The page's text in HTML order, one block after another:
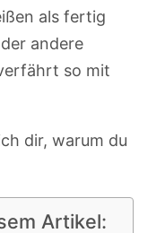
als fertig
andere
so mit
dir, warum du
Artikel: